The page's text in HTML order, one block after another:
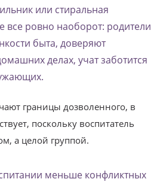
или стиральная
все ровно наоборот: родители
быта, доверяют
делах, учат заботится
границы дозволенного, в
поскольку воспитатель
а целой группой.
меньше конфликтных